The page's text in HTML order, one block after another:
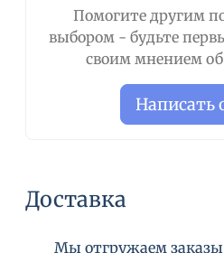
Помогите другим
выбором - будьте
своим мнением об
Написать
Доставка
Мы отгружаем заказы